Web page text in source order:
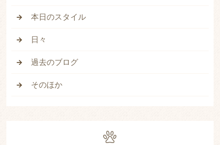
ペットのあずかりも可能！
本日のスタイル
日々
過去のブログ
そのほか